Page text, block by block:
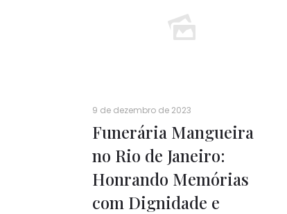
9 de dezembro de 2023
Funerária Mangueira
no Rio de Janeiro:
Honrando Memórias
com Dignidade e